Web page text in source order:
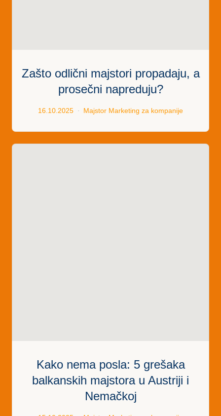
Zašto odlični majstori propadaju, a
prosečni napreduju?
16.10.2025 Majstor Marketing za kompanije
Kako nema posla: 5 grešaka
balkanskih majstora u Austriji i
Nemačkoj